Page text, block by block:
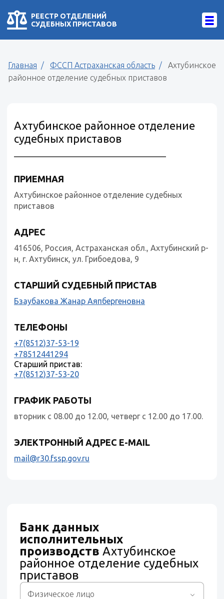
РЕЕСТР ОТДЕЛЕНИЙ
СУДЕБНЫХ ПРИСТАВОВ
Главная ФССП Астраханская область
Ахтубинское
районное отделение судебных приставов
Ахтубинское районное отделение
судебных приставов
ПРИЕМНАЯ
Ахтубинское районное отделение судебных
приставов
АДРЕС
416506, Россия, Астраханская обл., Ахтубинский р-
н, г. Ахтубинск, ул. Грибоедова, 9
СТАРШИЙ СУДЕБНЫЙ ПРИСТАВ
Бзаубакова Жанар Аяпбергеновна
ТЕЛЕФОНЫ
+7(8512)37-53-19
+78512441294
Старший пристав:
+7(8512)37-53-20
ГРАФИК РАБОТЫ
вторник с 08.00 до 12.00, четверг с 12.00 до 17.00.
ЭЛЕКТРОННЫЙ АДРЕС E-MAIL
mail@r30.fssp.gov.ru
Банк данных
исполнительных
производств Ахтубинское
районное отделение судебных
приставов
Физическое лицо